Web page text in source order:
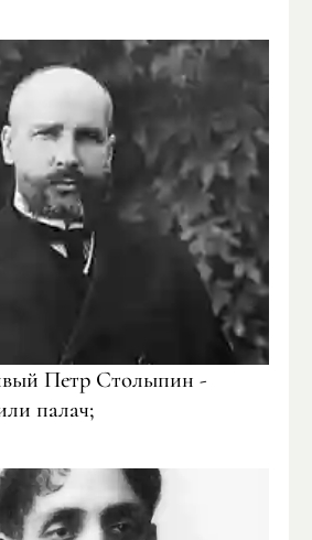
Петр Столыпин -
палач;